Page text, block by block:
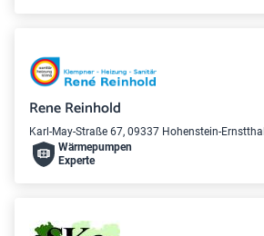
Rene Reinhold
Karl-May-Straße 67, 09337 Hohenstein-Ernstthal
Wärme­pumpen
Experte